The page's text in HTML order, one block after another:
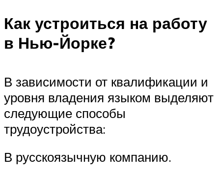
Как устроиться на работу
в Нью-Йорке?
В зависимости от квалификации и
уровня владения языком выделяют
следующие способы
трудоустройства:
В русскоязычную компанию.